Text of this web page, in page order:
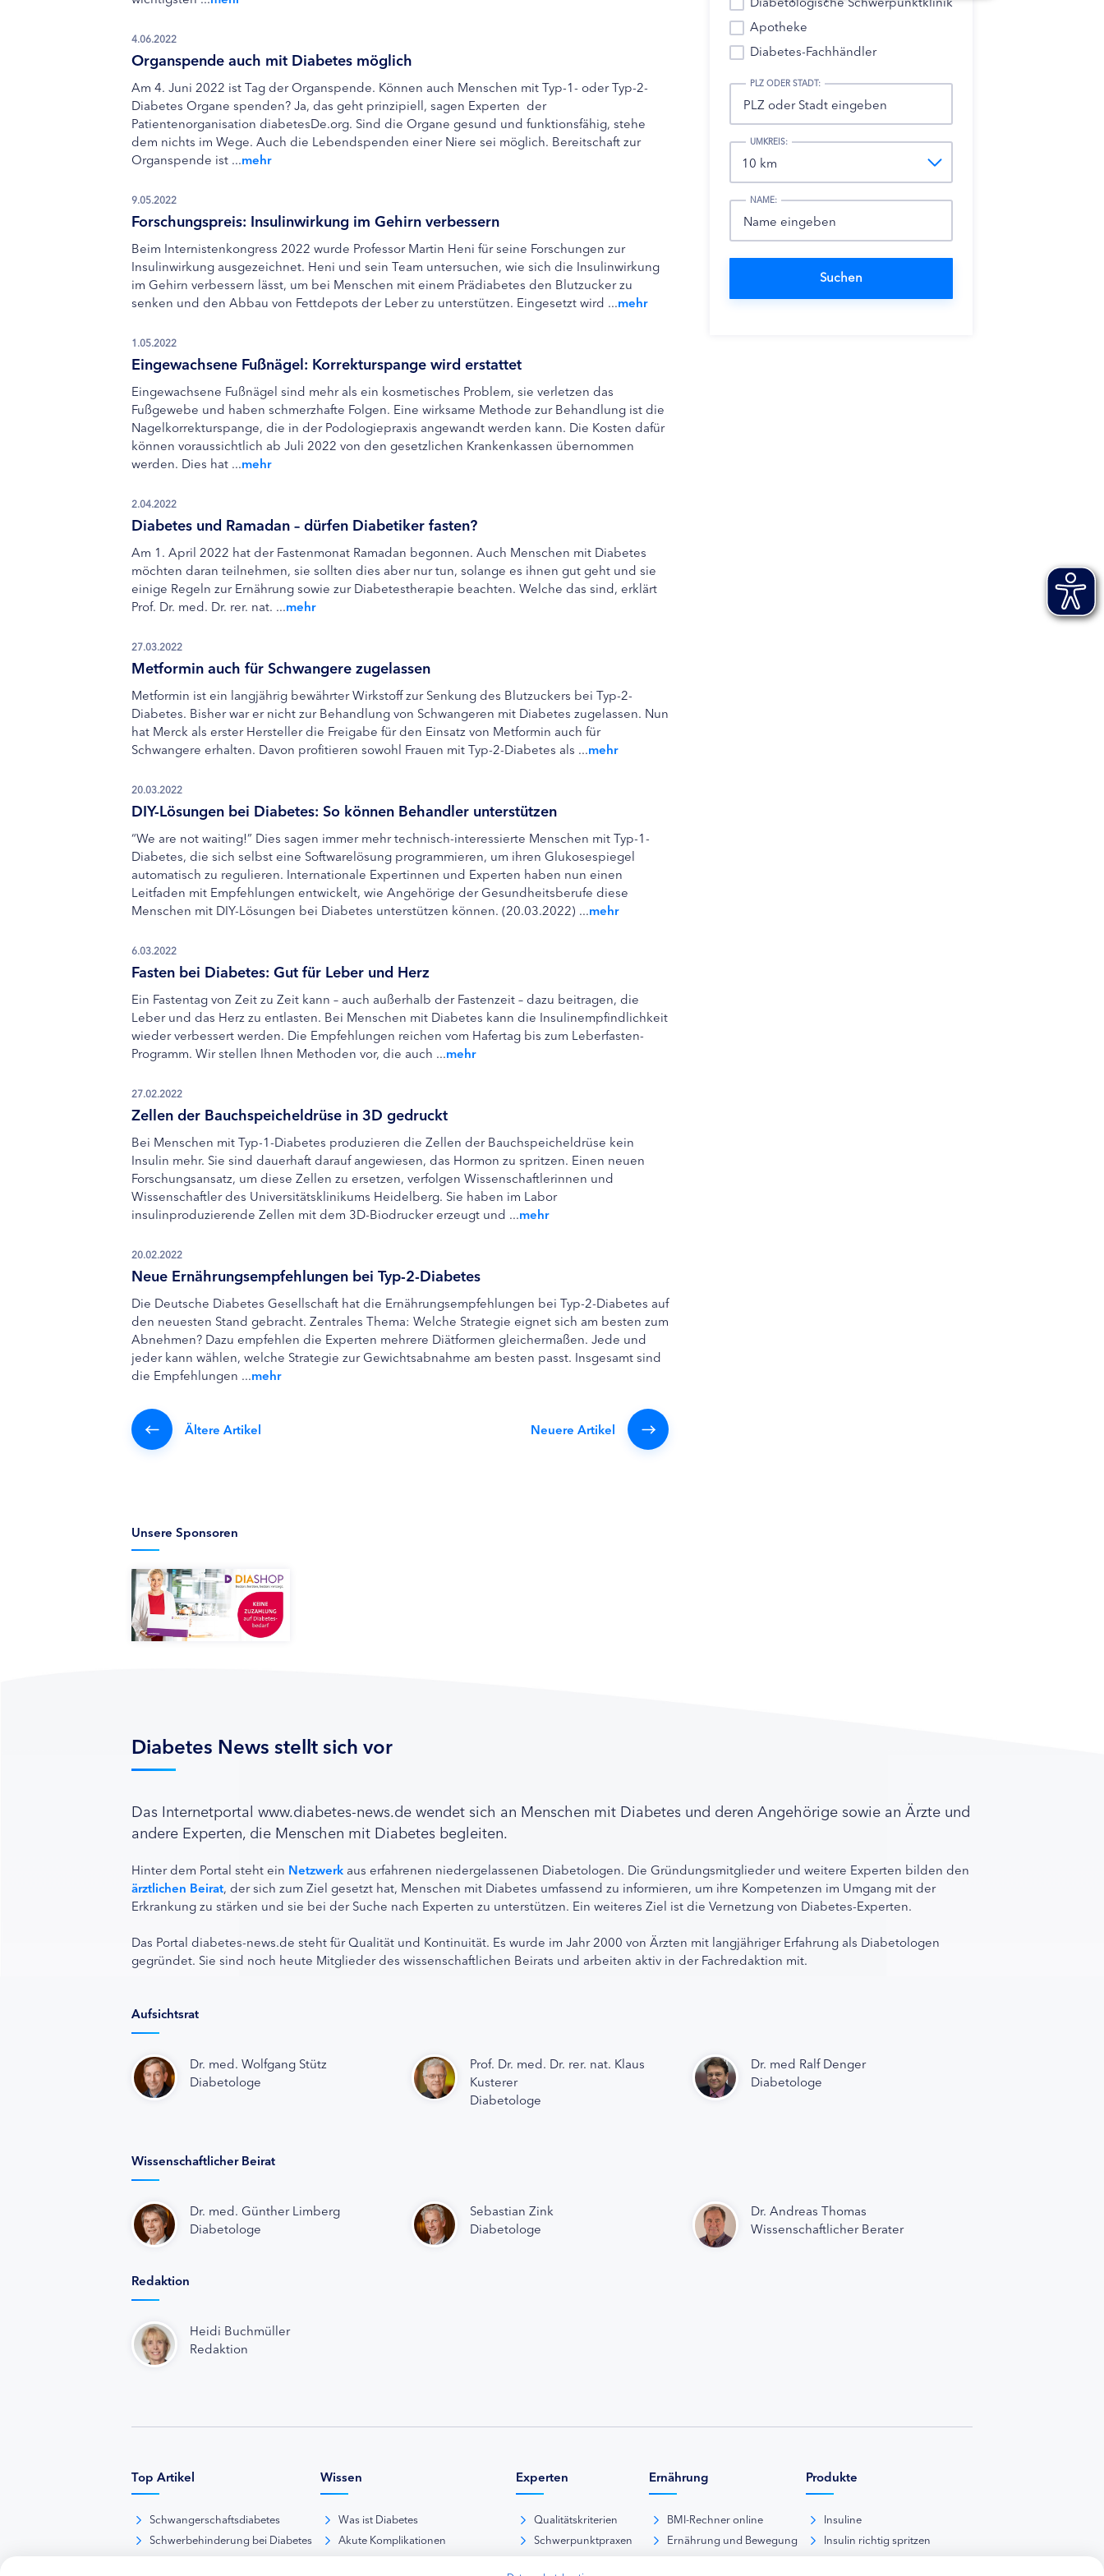
4.06.2022
Organspende auch mit Diabetes möglich
Am 4. Juni 2022 ist Tag der Organspende. Können auch Menschen mit Typ-1- oder Typ-2-
Diabetes Organe spenden? Ja, das geht prinzipiell, sagen Experten der
Patientenorganisation diabetesDe.org. Sind die Organe gesund und funktionsfähig, stehe
dem nichts im Wege. Auch die Lebendspenden einer Niere sei möglich. Bereitschaft zur
Organspende ist ...mehr
9.05.2022
Forschungspreis: Insulinwirkung im Gehirn verbessern
Beim Internistenkongress 2022 wurde Professor Martin Heni für seine Forschungen zur
Insulinwirkung ausgezeichnet. Heni und sein Team untersuchen, wie sich die Insulinwirkung
im Gehirn verbessern lässt, um bei Menschen mit einem Prädiabetes den Blutzucker zu
senken und den Abbau von Fettdepots der Leber zu unterstützen. Eingesetzt wird ...mehr
1.05.2022
Eingewachsene Fußnägel: Korrekturspange wird erstattet
Eingewachsene Fußnägel sind mehr als ein kosmetisches Problem, sie verletzen das
Fußgewebe und haben schmerzhafte Folgen. Eine wirksame Methode zur Behandlung ist die
Nagelkorrekturspange, die in der Podologiepraxis angewandt werden kann. Die Kosten dafür
können voraussichtlich ab Juli 2022 von den gesetzlichen Krankenkassen übernommen
werden. Dies hat ...mehr
2.04.2022
Diabetes und Ramadan – dürfen Diabetiker fasten?
Am 1. April 2022 hat der Fastenmonat Ramadan begonnen. Auch Menschen mit Diabetes
möchten daran teilnehmen, sie sollten dies aber nur tun, solange es ihnen gut geht und sie
einige Regeln zur Ernährung sowie zur Diabetestherapie beachten. Welche das sind, erklärt
Prof. Dr. med. Dr. rer. nat. ...mehr
27.03.2022
Metformin auch für Schwangere zugelassen
Metformin ist ein langjährig bewährter Wirkstoff zur Senkung des Blutzuckers bei Typ-2-
Diabetes. Bisher war er nicht zur Behandlung von Schwangeren mit Diabetes zugelassen. Nun
hat Merck als erster Hersteller die Freigabe für den Einsatz von Metformin auch für
Schwangere erhalten. Davon profitieren sowohl Frauen mit Typ-2-Diabetes als ...mehr
20.03.2022
DIY-Lösungen bei Diabetes: So können Behandler unterstützen
“We are not waiting!” Dies sagen immer mehr technisch-interessierte Menschen mit Typ-1-
Diabetes, die sich selbst eine Softwarelösung programmieren, um ihren Glukosespiegel
automatisch zu regulieren. Internationale Expertinnen und Experten haben nun einen
Leitfaden mit Empfehlungen entwickelt, wie Angehörige der Gesundheitsberufe diese
Menschen mit DIY-Lösungen bei Diabetes unterstützen können. (20.03.2022) ...mehr
6.03.2022
Fasten bei Diabetes: Gut für Leber und Herz
Ein Fastentag von Zeit zu Zeit kann – auch außerhalb der Fastenzeit – dazu beitragen, die
Leber und das Herz zu entlasten. Bei Menschen mit Diabetes kann die Insulinempfindlichkeit
wieder verbessert werden. Die Empfehlungen reichen vom Hafertag bis zum Leberfasten-
Programm. Wir stellen Ihnen Methoden vor, die auch ...mehr
27.02.2022
Zellen der Bauchspeicheldrüse in 3D gedruckt
Bei Menschen mit Typ-1-Diabetes produzieren die Zellen der Bauchspeicheldrüse kein
Insulin mehr. Sie sind dauerhaft darauf angewiesen, das Hormon zu spritzen. Einen neuen
Forschungsansatz, um diese Zellen zu ersetzen, verfolgen Wissenschaftlerinnen und
Wissenschaftler des Universitätsklinikums Heidelberg. Sie haben im Labor
insulinproduzierende Zellen mit dem 3D-Biodrucker erzeugt und ...mehr
20.02.2022
Neue Ernährungsempfehlungen bei Typ-2-Diabetes
Die Deutsche Diabetes Gesellschaft hat die Ernährungsempfehlungen bei Typ-2-Diabetes auf
den neuesten Stand gebracht. Zentrales Thema: Welche Strategie eignet sich am besten zum
Abnehmen? Dazu empfehlen die Experten mehrere Diätformen gleichermaßen. Jede und
jeder kann wählen, welche Strategie zur Gewichtsabnahme am besten passt. Insgesamt sind
die Empfehlungen ...mehr
Neuere Artikel
Ältere Artikel
Apotheke
Diabetes-Fachhändler
PLZ ODER STADT:
UMKREIS:
NAME:
Unsere Sponsoren
Diabetes News stellt sich vor
Das Internetportal www.diabetes-news.de wendet sich an Menschen mit Diabetes und deren Angehörige sowie an Ärzte und
andere Experten, die Menschen mit Diabetes begleiten.
Hinter dem Portal steht ein Netzwerk aus erfahrenen niedergelassenen Diabetologen. Die Gründungsmitglieder und weitere Experten bilden den
ärztlichen Beirat, der sich zum Ziel gesetzt hat, Menschen mit Diabetes umfassend zu informieren, um ihre Kompetenzen im Umgang mit der
Erkrankung zu stärken und sie bei der Suche nach Experten zu unterstützen. Ein weiteres Ziel ist die Vernetzung von Diabetes-Experten.
Das Portal diabetes-news.de steht für Qualität und Kontinuität. Es wurde im Jahr 2000 von Ärzten mit langjähriger Erfahrung als Diabetologen
gegründet. Sie sind noch heute Mitglieder des wissenschaftlichen Beirats und arbeiten aktiv in der Fachredaktion mit.
Aufsichtsrat
Dr. med. Wolfgang Stütz
Diabetologe
Prof. Dr. med. Dr. rer. nat. Klaus
Kusterer
Diabetologe
Dr. med Ralf Denger
Diabetologe
Wissenschaftlicher Beirat
Dr. med. Günther Limberg
Diabetologe
Sebastian Zink
Diabetologe
Dr. Andreas Thomas
Wissenschaftlicher Berater
Redaktion
Heidi Buchmüller
Redaktion
Top Artikel
Schwangerschaftsdiabetes
Schwerbehinderung bei Diabetes
Wissen
Was ist Diabetes
Akute Komplikationen
Experten
Qualitätskriterien
Schwerpunktpraxen
Ernährung
BMI-Rechner online
Ernährung und Bewegung
Produkte
Insuline
Insulin richtig spritzen